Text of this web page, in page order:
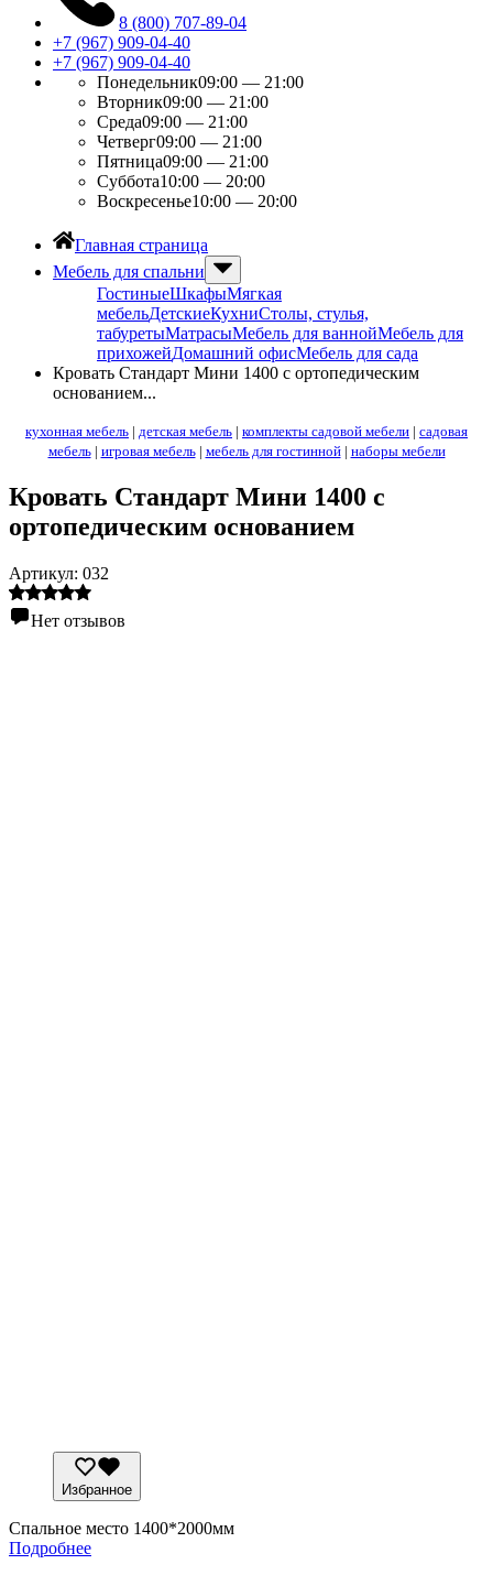
8 (800) 707-89-04
+7 (967) 909-04-40
+7 (967) 909-04-40
Понедельник09:00 — 21:00
Вторник09:00 — 21:00
Среда09:00 — 21:00
Четверг09:00 — 21:00
Пятница09:00 — 21:00
Суббота10:00 — 20:00
Воскресенье10:00 — 20:00
Главная страница
Мебель для спальни
ГостиныеШкафыМягкая
мебельДетскиеКухниСтолы, стулья,
табуретыМатрасыМебель для ваннойМебель для
прихожейДомашний офисМебель для сада
Кровать Стандарт Мини 1400 с ортопедическим
основанием...
кухонная мебель | детская мебель | комплекты садовой мебели | садовая
мебель| игровая мебель| мебель для гостинной| наборы мебели
Кровать Стандарт Мини 1400 с
ортопедическим основанием
Артикул: 032
Нет отзывов
Избранное
Спальное место 1400*2000мм
Подробнее